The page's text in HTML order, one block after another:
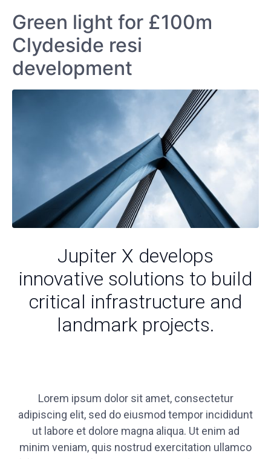
Green light for £100m
Clydeside resi
development
Jupiter X develops
innovative solutions to build
critical infrastructure and
landmark projects.
Lorem ipsum dolor sit amet, consectetur
adipiscing elit, sed do eiusmod tempor incididunt
ut labore et dolore magna aliqua. Ut enim ad
minim veniam, quis nostrud exercitation ullamco